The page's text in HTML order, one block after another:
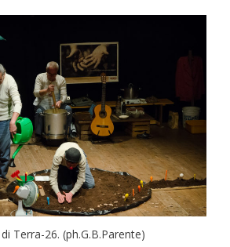
Terra-26. (ph.G.B.Parente)